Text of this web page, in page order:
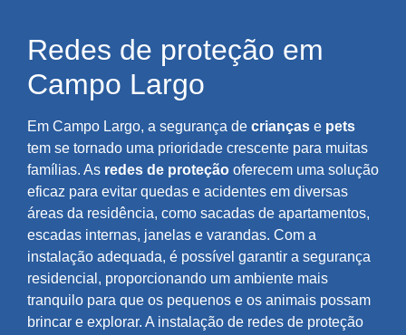
Redes de proteção em
Campo Largo
Em Campo Largo, a segurança de crianças e pets
tem se tornado uma prioridade crescente para muitas
famílias. As redes de proteção oferecem uma solução
eficaz para evitar quedas e acidentes em diversas
áreas da residência, como sacadas de apartamentos,
escadas internas, janelas e varandas. Com a
instalação adequada, é possível garantir a segurança
residencial, proporcionando um ambiente mais
tranquilo para que os pequenos e os animais possam
brincar e explorar. A instalação de redes de proteção